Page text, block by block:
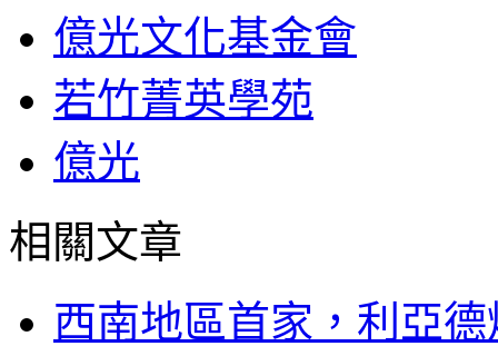
億光文化基金會
若竹菁英學苑
億光
相關文章
西南地區首家，利亞